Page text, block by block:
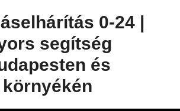
0-24 |
segítség
és
környékén